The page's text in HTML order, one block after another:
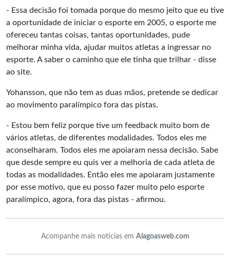
- Essa decisão foi tomada porque do mesmo jeito que eu tive
a oportunidade de iniciar o esporte em 2005, o esporte me
ofereceu tantas coisas, tantas oportunidades, pude
melhorar minha vida, ajudar muitos atletas a ingressar no
esporte. A saber o caminho que ele tinha que trilhar - disse
ao site.
Yohansson, que não tem as duas mãos, pretende se dedicar
ao movimento paralímpico fora das pistas.
- Estou bem feliz porque tive um feedback muito bom de
vários atletas, de diferentes modalidades. Todos eles me
aconselharam. Todos eles me apoiaram nessa decisão. Sabe
que desde sempre eu quis ver a melhoria de cada atleta de
todas as modalidades. Então eles me apoiaram justamente
por esse motivo, que eu posso fazer muito pelo esporte
paralímpico, agora, fora das pistas - afirmou.
Acompanhe mais notícias em Alagoasweb.com